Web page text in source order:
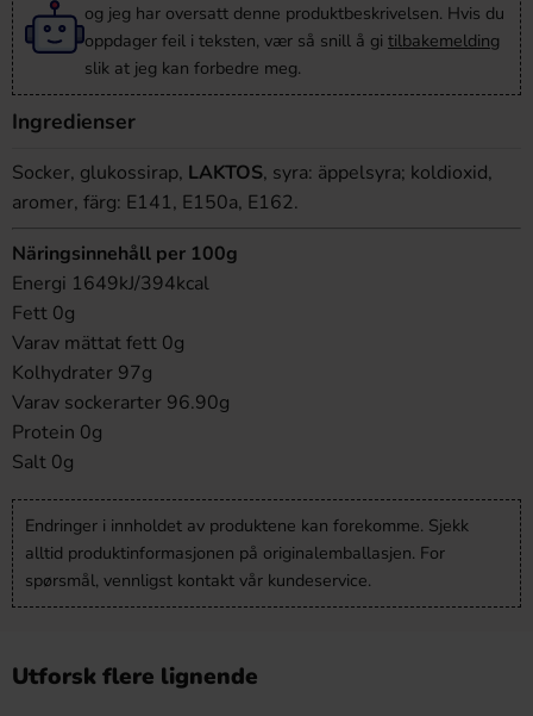
og jeg har oversatt denne produktbeskrivelsen. Hvis du
oppdager feil i teksten, vær så snill å gi tilbakemelding
slik at jeg kan forbedre meg.
Ingredienser
Socker, glukossirap, LAKTOS, syra: äppelsyra; koldioxid,
aromer, färg: E141, E150a, E162.
Näringsinnehåll per 100g
Energi 1649kJ/394kcal
Fett 0g
Varav mättat fett 0g
Kolhydrater 97g
Varav sockerarter 96.90g
Protein 0g
Salt 0g
Endringer i innholdet av produktene kan forekomme. Sjekk
alltid produktinformasjonen på originalemballasjen. For
spørsmål, vennligst kontakt vår kundeservice.
Utforsk flere lignende